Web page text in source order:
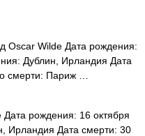
Oscar Wilde Дата рождения:
Дублин, Ирландия Дата
смерти: Париж …
рождения: 16 октября
Ирландия Дата смерти: 30